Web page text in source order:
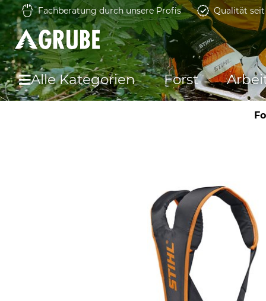
Fachberatung durch unsere Profis Qualität
Alle Kategorien Forst